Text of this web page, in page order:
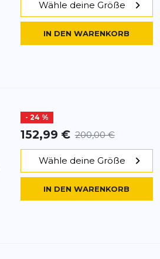
Wähle deine Größe
IN DEN WARENKORB
- 24 %
152,99 € 200,00 €
Wähle deine Größe
IN DEN WARENKORB